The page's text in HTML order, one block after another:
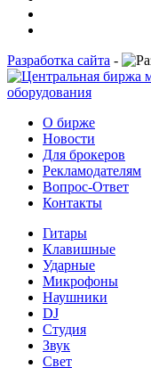
Разработка сайта -
О бирже
Новости
Для брокеров
Рекламодателям
Вопрос-Ответ
Контакты
Гитары
Клавишные
Ударные
Микрофоны
Наушники
DJ
Студия
Звук
Свет